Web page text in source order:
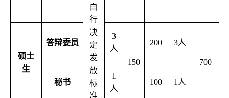
自
行
决
定
发
放
标
准
硕士
生
答辩委员
3
人
150
200 3人
700
秘书
1
人
100 1 人